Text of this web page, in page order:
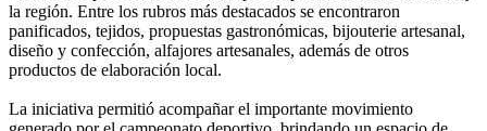
la región. Entre los rubros más destacados se encontraron
panificados, tejidos, propuestas gastronómicas, bijouterie artesanal,
diseño y confección, alfajores artesanales, además de otros
productos de elaboración local.
La iniciativa permitió acompañar el importante movimiento